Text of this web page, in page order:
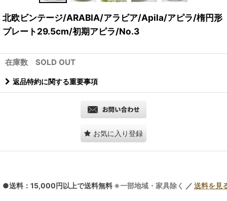
北欧ビンテージ/ARABIA/アラビア/Apila/アピラ/楕円形
プレート29.5cm/初期アピラ/No.3
在庫数 SOLD OUT
返品特約に関する重要事項
お気に入り登録
●送料：15,000円以上で送料無料 ※一部地域・家具除く ／ 送料を見